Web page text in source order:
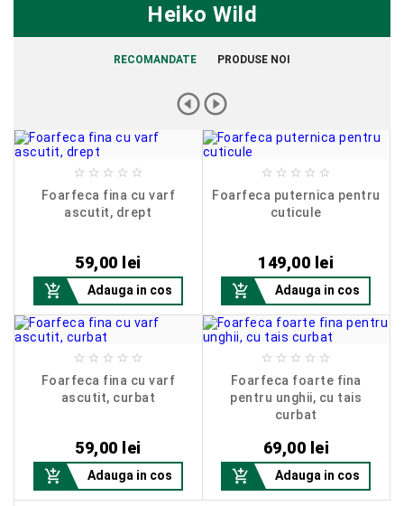
Heiko Wild
RECOMANDATE PRODUSE NOI

    
Foarfeca fina cu varf
ascutit, drept
59,00 lei
 Adauga in cos
    
Foarfeca fina cu varf
ascutit, curbat
59,00 lei
 Adauga in cos
    
Foarfeca puternica pentru
cuticule
149,00 lei
 Adauga in cos
    
Foarfeca foarte fina
pentru unghii, cu tais
curbat
Pret
69,00 lei
 Adauga in cos